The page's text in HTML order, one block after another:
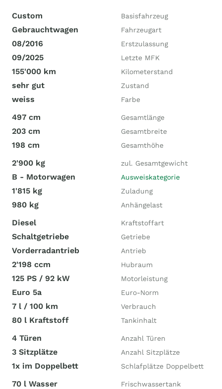
Custom Basisfahrzeug
Gebrauchtwagen Fahrzeugart
08/2016 Erstzulassung
09/2025 Letzte MFK
155'000 km Kilometerstand
sehr gut Zustand
weiss Farbe
497 cm Gesamtlänge
203 cm Gesamtbreite
198 cm Gesamthöhe
2'900 kg zul. Gesamtgewicht
B - Motorwagen Ausweiskategorie
1'815 kg Zuladung
980 kg Anhängelast
Diesel Kraftstoffart
Schaltgetriebe Getriebe
Vorderradantrieb Antrieb
2'198 ccm Hubraum
125 PS / 92 kW Motorleistung
Euro 5a Euro-Norm
7 l / 100 km Verbrauch
80 l Kraftstoff Tankinhalt
4 Türen Anzahl Türen
3 Sitzplätze Anzahl Sitzplätze
1x im Doppelbett Schlafplätze Doppelbett
70 l Wasser Frischwassertank